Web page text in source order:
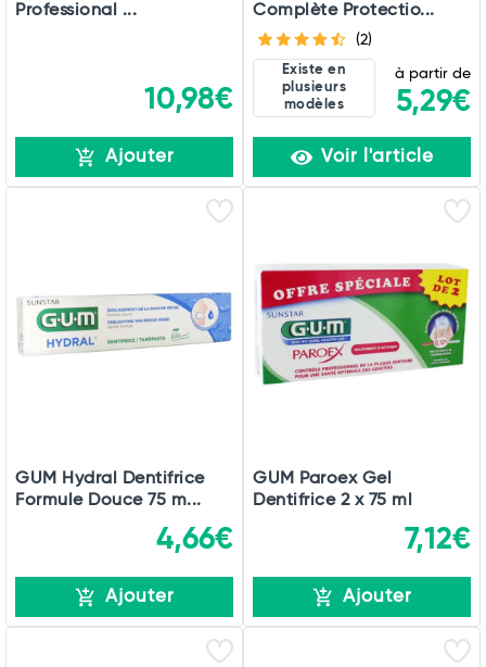
Professional ...
10,98€
Ajouter
Complète Protectio...
(2)
Existe en
plusieurs
modèles
à partir de
5,29€
Voir l'article
GUM Hydral Dentifrice
Formule Douce 75 m...
4,66€
Ajouter
GUM Paroex Gel
Dentifrice 2 x 75 ml
7,12€
Ajouter